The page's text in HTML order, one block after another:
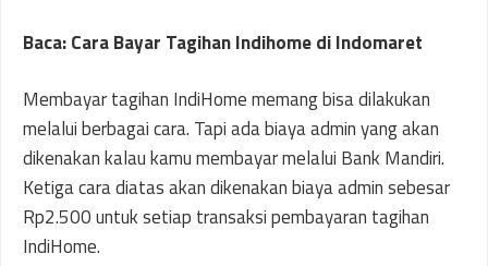
Baca: Cara Bayar Tagihan Indihome di Indomaret
Membayar tagihan IndiHome memang bisa dilakukan
melalui berbagai cara. Tapi ada biaya admin yang akan
dikenakan kalau kamu membayar melalui Bank Mandiri.
Ketiga cara diatas akan dikenakan biaya admin sebesar
Rp2.500 untuk setiap transaksi pembayaran tagihan
IndiHome.